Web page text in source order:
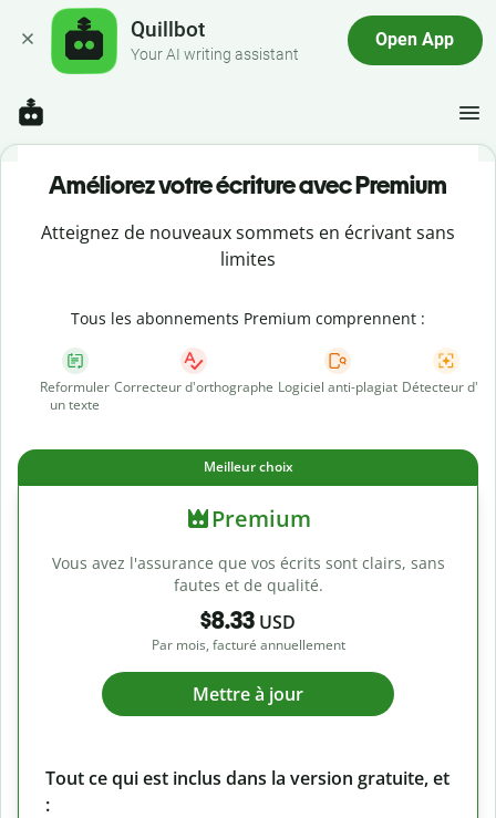
Quillbot
Your AI writing assistant
Open App
Améliorez votre écriture avec Premium
Atteignez de nouveaux sommets en écrivant sans
limites
Tous les abonnements Premium comprennent :
Reformuler
un texte
Correcteur d'orthographe Logiciel anti-plagiat Détecteur d'IA
Meilleur choix
Premium
Vous avez l'assurance que vos écrits sont clairs, sans
fautes et de qualité.
$8.33 USD
Par mois, facturé annuellement
Mettre à jour
Tout ce qui est inclus dans la version gratuite, et
: